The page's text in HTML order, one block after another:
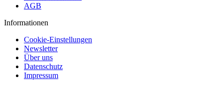
AGB
Informationen
Cookie-Einstellungen
Newsletter
Über uns
Datenschutz
Impressum